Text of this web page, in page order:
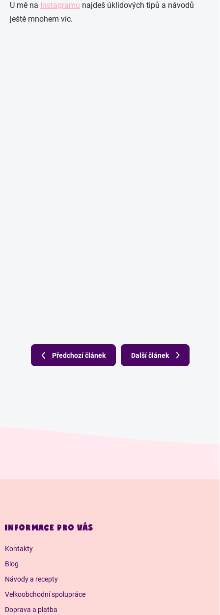
U mě na Instagramu najdeš úklidových tipů a návodů
ještě mnohem víc.
Předchozí článek Další článek
a INFORMACE PRO VÁS
Kontakty
Blog
Návody a recepty
Velkoobchodní spolupráce
Doprava a platba